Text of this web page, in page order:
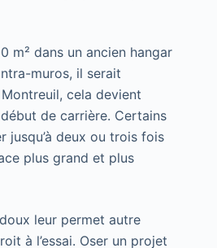
m² dans un ancien hangar
muros, il serait
cela devient
de carrière. Certains
jusqu’à deux ou trois fois
plus grand et plus
leur permet autre
à l’essai. Oser un projet